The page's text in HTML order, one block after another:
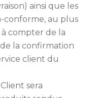
ainsi que les
au plus
compter de la
la confirmation
client du
sera